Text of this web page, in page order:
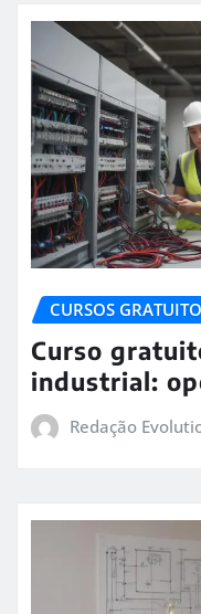
CURSOS
Curso
industrial:
Redação